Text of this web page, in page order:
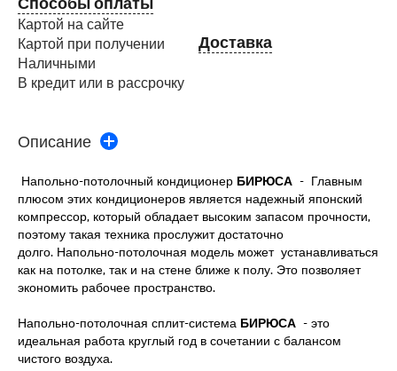
Картой на сайте
Картой при получении
Наличными
В кредит или в рассрочку
Доставка
Описание
Напольно-потолочный кондиционер БИРЮСА - Главным
плюсом этих кондиционеров является надежный японский
компрессор, который обладает высоким запасом прочности,
поэтому такая техника прослужит достаточно
долго. Напольно-потолочная модель может устанавливаться
как на потолке, так и на стене ближе к полу. Это позволяет
экономить рабочее пространство.
Напольно-потолочная сплит-система БИРЮСА - это
идеальная работа круглый год в сочетании с балансом
чистого воздуха.